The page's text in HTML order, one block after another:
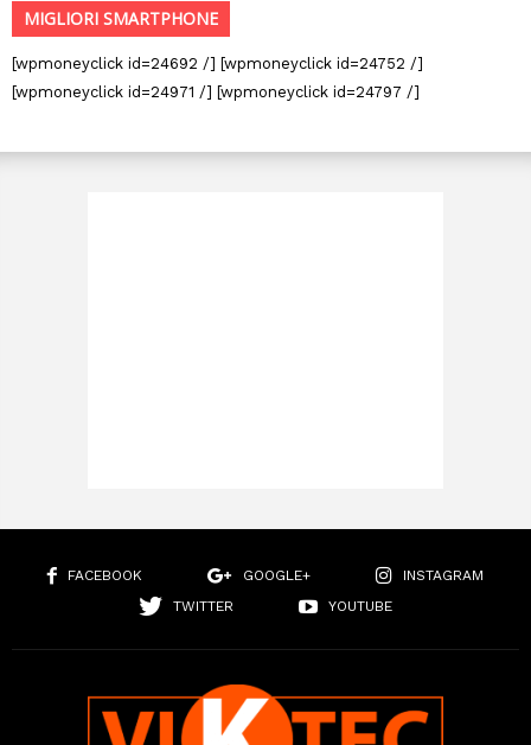
MIGLIORI SMARTPHONE
[wpmoneyclick id=24692 /] [wpmoneyclick id=24752 /]
[wpmoneyclick id=24971 /] [wpmoneyclick id=24797 /]
FACEBOOK GOOGLE+
INSTAGRAM
TWITTER
YOUTUBE